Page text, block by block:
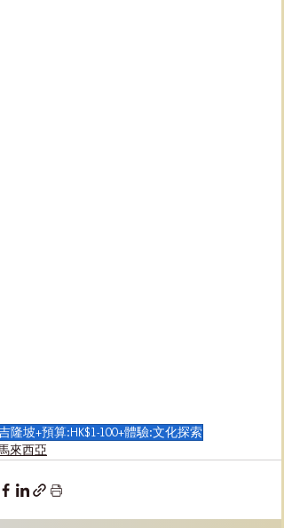
隆坡+預算:HK$1-100+體驗:文化探索
來西亞